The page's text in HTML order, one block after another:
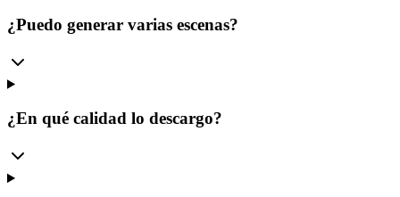
¿Puedo generar varias escenas?
¿En qué calidad lo descargo?